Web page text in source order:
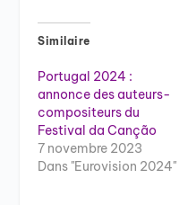
Similaire
Portugal 2024 :
annonce des auteurs-
compositeurs du
Festival da Canção
7 novembre 2023
Dans "Eurovision 2024"